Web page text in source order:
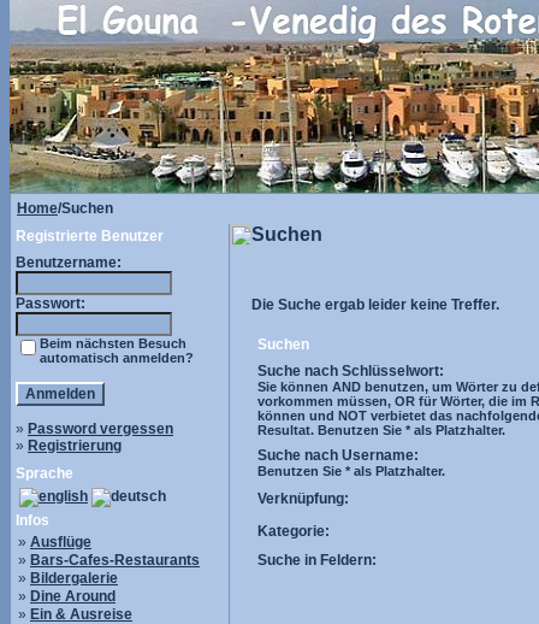
Home/Suchen
Registrierte Benutzer
Benutzername:
Passwort:
Beim nächsten Besuch
automatisch anmelden?
» Password vergessen
» Registrierung
Sprache
Infos
» Ausflüge
» Bars-Cafes-Restaurants
» Bildergalerie
» Dine Around
» Ein & Ausreise
Suchen
Die Suche ergab leider keine Treffer.
Suchen
Suche nach Schlüsselwort:
Sie können AND benutzen, um Wörter zu
vorkommen müssen, OR für Wörter, die im
können und NOT verbietet das
Resultat. Benutzen Sie * als Platzhalter.
Suche nach Username:
Benutzen Sie * als Platzhalter.
Verknüpfung:
Kategorie:
Suche in Feldern: